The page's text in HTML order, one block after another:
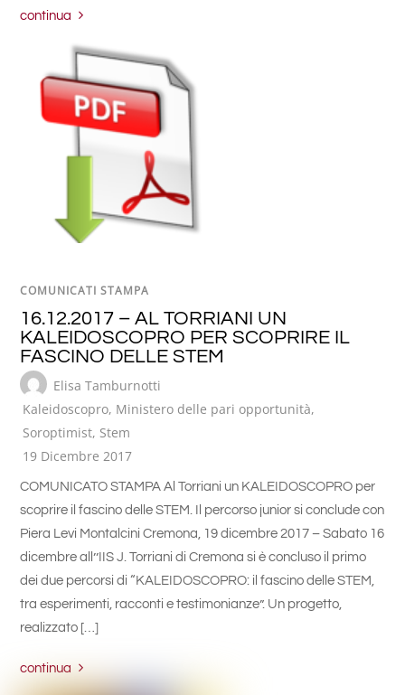
continua
COMUNICATI STAMPA
16.12.2017 – AL TORRIANI UN
KALEIDOSCOPRO PER SCOPRIRE IL
FASCINO DELLE STEM
Elisa Tamburnotti
Kaleidoscopro, Ministero delle pari opportunità,
Soroptimist, Stem
19 Dicembre 2017
COMUNICATO STAMPA Al Torriani un KALEIDOSCOPRO per
scoprire il fascino delle STEM. Il percorso junior si conclude con
Piera Levi Montalcini Cremona, 19 dicembre 2017 – Sabato 16
dicembre all’’IIS J. Torriani di Cremona si è concluso il primo
dei due percorsi di “KALEIDOSCOPRO: il fascino delle STEM,
tra esperimenti, racconti e testimonianze”. Un progetto,
realizzato […]
continua